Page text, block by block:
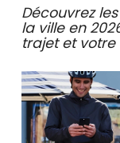
se
servir
de
gestes
que
toucher
et
glisser.
Découvrez
la ville en
trajet et